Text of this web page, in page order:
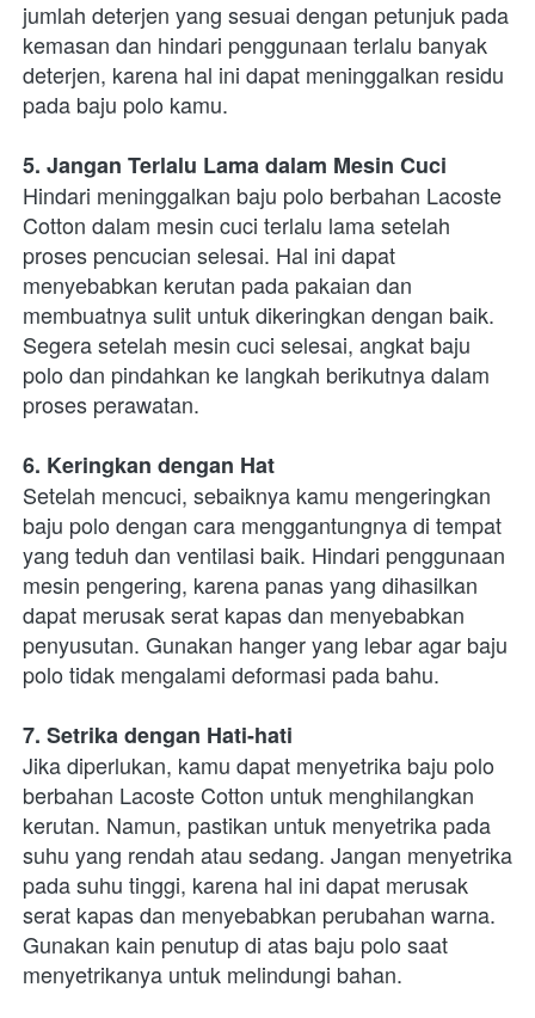
jumlah deterjen yang sesuai dengan petunjuk pada
kemasan dan hindari penggunaan terlalu banyak
deterjen, karena hal ini dapat meninggalkan residu
pada baju polo kamu.
5. Jangan Terlalu Lama dalam Mesin Cuci
Hindari meninggalkan baju polo berbahan Lacoste
Cotton dalam mesin cuci terlalu lama setelah
proses pencucian selesai. Hal ini dapat
menyebabkan kerutan pada pakaian dan
membuatnya sulit untuk dikeringkan dengan baik.
Segera setelah mesin cuci selesai, angkat baju
polo dan pindahkan ke langkah berikutnya dalam
proses perawatan.
6. Keringkan dengan Hat
Setelah mencuci, sebaiknya kamu mengeringkan
baju polo dengan cara menggantungnya di tempat
yang teduh dan ventilasi baik. Hindari penggunaan
mesin pengering, karena panas yang dihasilkan
dapat merusak serat kapas dan menyebabkan
penyusutan. Gunakan hanger yang lebar agar baju
polo tidak mengalami deformasi pada bahu.
7. Setrika dengan Hati-hati
Jika diperlukan, kamu dapat menyetrika baju polo
berbahan Lacoste Cotton untuk menghilangkan
kerutan. Namun, pastikan untuk menyetrika pada
suhu yang rendah atau sedang. Jangan menyetrika
pada suhu tinggi, karena hal ini dapat merusak
serat kapas dan menyebabkan perubahan warna.
Gunakan kain penutup di atas baju polo saat
menyetrikanya untuk melindungi bahan.